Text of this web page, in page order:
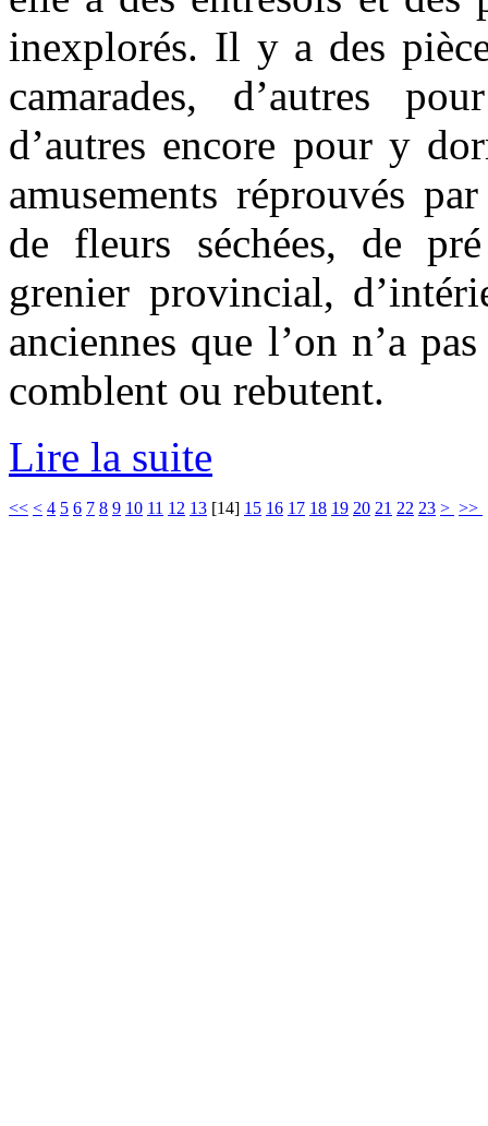
inexplorés. Il y a des
camarades, d’autres
d’autres encore pour y
amusements réprouvés
de fleurs séchées, de
grenier provincial,
anciennes que l’on n’a
comblent ou rebutent.
Lire la suite
<< < 4 5 6 7 8 9 10 11 12 13 [14] 15 16 17 18 19 20 21 22 23 > >>